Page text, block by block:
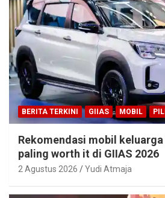
BERITA TERKINI GIIAS MOBIL
Rekomendasi mobil
paling worth it di GIIAS 2026
2 Agustus 2026 Yudi Atmaja